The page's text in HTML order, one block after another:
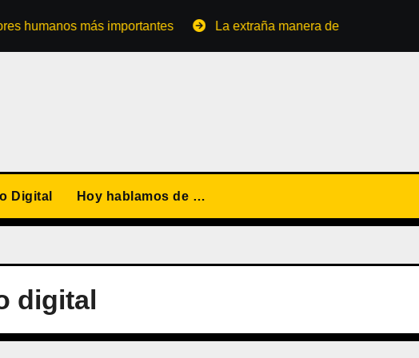
más importantes La extraña manera de convertirse en familia
Digital Hoy hablamos de …
digital